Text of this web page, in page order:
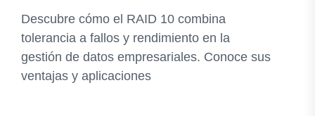
Descubre cómo el RAID 10 combina
tolerancia a fallos y rendimiento en la
gestión de datos empresariales. Conoce sus
ventajas y aplicaciones